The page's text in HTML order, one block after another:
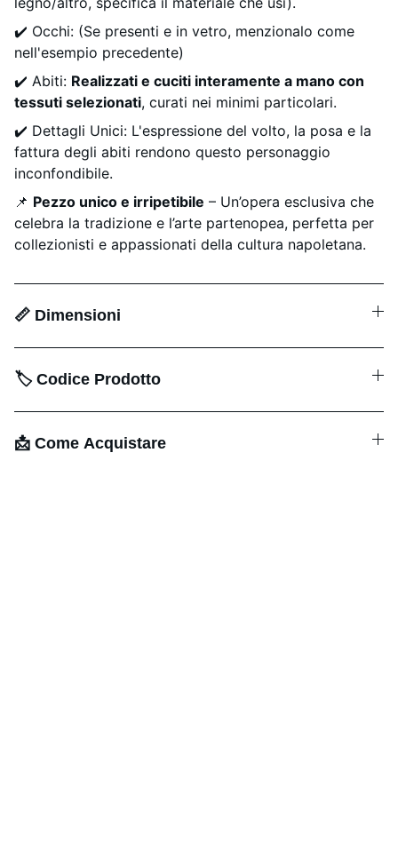
✔️ Occhi: (Se presenti e in vetro, menzionalo come
nell'esempio precedente)
✔️ Abiti: Realizzati e cuciti interamente a mano con
tessuti selezionati, curati nei minimi particolari.
✔️ Dettagli Unici: L'espressione del volto, la posa e la
fattura degli abiti rendono questo personaggio
inconfondibile.
📌 Pezzo unico e irripetibile – Un’opera esclusiva che
celebra la tradizione e l’arte partenopea, perfetta per
collezionisti e appassionati della cultura napoletana.
📏 Dimensioni
🏷️ Codice Prodotto
📩 Come Acquistare